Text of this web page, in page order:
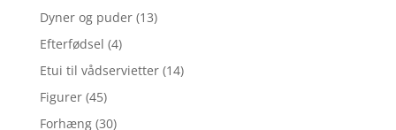
Dyner og puder (13)
Efterfødsel (4)
Etui til vådservietter (14)
Figurer (45)
Forhæng (30)